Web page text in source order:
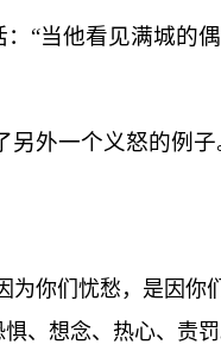
“当他看见满城的
另外一个义怒的例
为你们忧愁，是因
、想念、热心、责罚